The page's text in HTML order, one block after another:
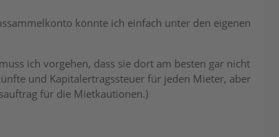
könnte ich einfach unter den eigenen
ich vorgehen, dass sie dort am besten gar nicht
und Kapitalertragssteuer für jeden Mieter, aber
für die Mietkautionen.)